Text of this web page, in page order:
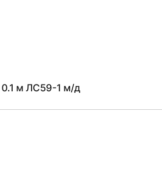
м ЛС59-1 м/д